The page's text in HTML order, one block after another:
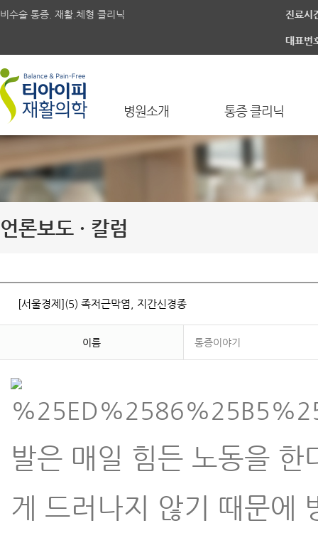
비수술 통증. 재활.체형 클리닉 진료시
대표번
병원소개 통증 클리닉
언론보도 · 칼럼
[서울경제](5) 족저근막염, 지간신경종
이름 통증이야기
발은 매일 힘든 노동을
게 드러나지 않기 때문에